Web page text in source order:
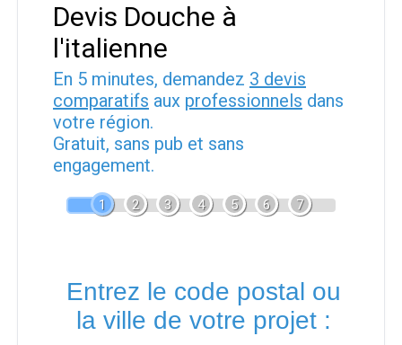
Devis Douche à
l'italienne
En 5 minutes, demandez 3 devis
comparatifs aux professionnels dans
votre région.
Gratuit, sans pub et sans
engagement.
1 2 3 4 5 6 7
Entrez le code postal ou
la ville de votre projet :